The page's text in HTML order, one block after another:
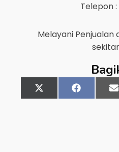
Telepon
Melayani Penjualan
Share
on
X
(Twitter)
Share
on
Facebook